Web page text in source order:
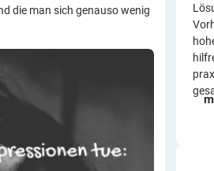
die man sich genauso wenig